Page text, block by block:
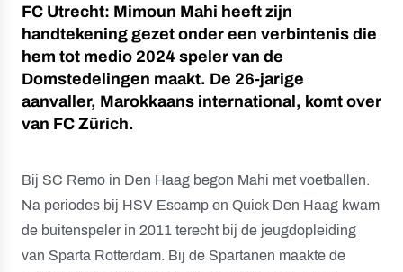
FC Utrecht: Mimoun Mahi heeft zijn
handtekening gezet onder een verbintenis die
hem tot medio 2024 speler van de
Domstedelingen maakt. De 26-jarige
aanvaller, Marokkaans international, komt over
van FC Zürich.
Bij SC Remo in Den Haag begon Mahi met voetballen.
Na periodes bij HSV Escamp en Quick Den Haag kwam
de buitenspeler in 2011 terecht bij de jeugdopleiding
van Sparta Rotterdam. Bij de Spartanen maakte de